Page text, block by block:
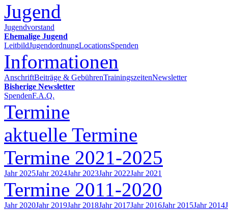
Jugend
Jugendvorstand
Ehemalige Jugend
LeitbildJugendordnungLocationsSpenden
Informationen
AnschriftBeiträge & GebührenTrainingszeitenNewsletter
Bisherige Newsletter
SpendenF.A.Q.
Termine
aktuelle Termine
Termine 2021-2025
Jahr 2025Jahr 2024Jahr 2023Jahr 2022Jahr 2021
Termine 2011-2020
Jahr 2020Jahr 2019Jahr 2018Jahr 2017Jahr 2016Jahr 2015Jahr 2014